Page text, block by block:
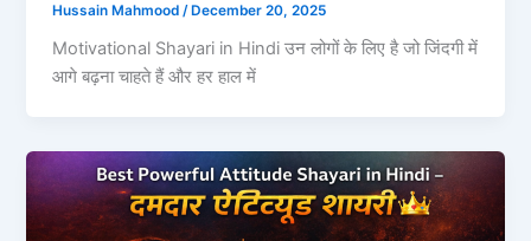
Hussain Mahmood /December 20, 2025
Motivational Shayari in Hindi उन लोगों के लिए है जो जिंदगी में
आगे बढ़ना चाहते हैं और हर हाल में